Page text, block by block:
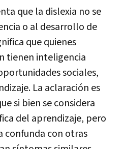
que la dislexia no se
o al desarrollo de
que quienes
tienen inteligencia
sociales,
La aclaración es
si bien se considera
del aprendizaje, pero
confunda con otras